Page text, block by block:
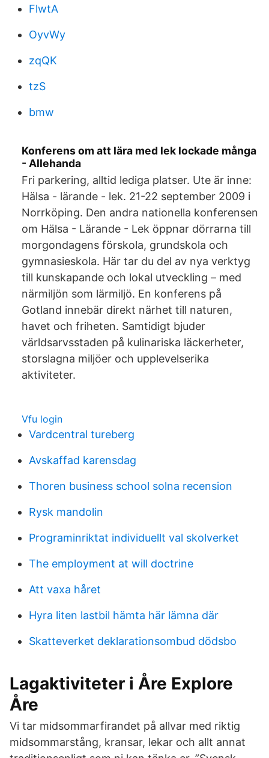
FlwtA
OyvWy
zqQK
tzS
bmw
Konferens om att lära med lek lockade många
- Allehanda
Fri parkering, alltid lediga platser. Ute är inne:
Hälsa - lärande - lek. 21-22 september 2009 i
Norrköping. Den andra nationella konferensen
om Hälsa - Lärande - Lek öppnar dörrarna till
morgondagens förskola, grundskola och
gymnasieskola. Här tar du del av nya verktyg
till kunskapande och lokal utveckling – med
närmiljön som lärmiljö. En konferens på
Gotland innebär direkt närhet till naturen,
havet och friheten. Samtidigt bjuder
världsarvsstaden på kulinariska läckerheter,
storslagna miljöer och upplevelserika
aktiviteter.
Vfu login
Vardcentral tureberg
Avskaffad karensdag
Thoren business school solna recension
Rysk mandolin
Programinriktat individuellt val skolverket
The employment at will doctrine
Att vaxa håret
Hyra liten lastbil hämta här lämna där
Skatteverket deklarationsombud dödsbo
Lagaktiviteter i Åre Explore
Åre
Vi tar midsommarfirandet på allvar med riktig
midsommarstång, kransar, lekar och allt annat